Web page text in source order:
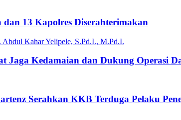
13 Kapolres Diserahterimakan
Jaga Kedamaian dan Dukung Operasi
Serahkan KKB Terduga Pelaku